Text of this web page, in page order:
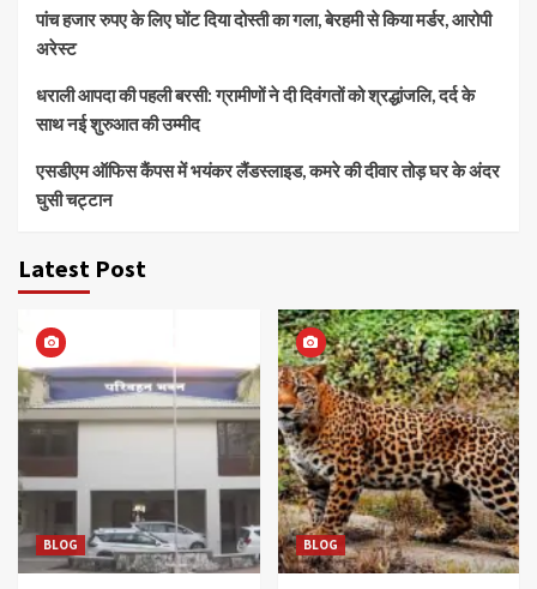
पांच हजार रुपए के लिए घोंट दिया दोस्ती का गला, बेरहमी से किया मर्डर, आरोपी
अरेस्ट
धराली आपदा की पहली बरसी: ग्रामीणों ने दी दिवंगतों को श्रद्धांजलि, दर्द के
साथ नई शुरुआत की उम्मीद
एसडीएम ऑफिस कैंपस में भयंकर लैंडस्लाइड, कमरे की दीवार तोड़ घर के अंदर
घुसी चट्टान
Latest Post
BLOG BLOG